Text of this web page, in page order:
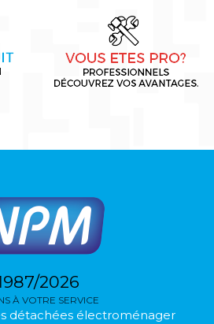
2026
À VOTRE SERVICE
détachées électroménager